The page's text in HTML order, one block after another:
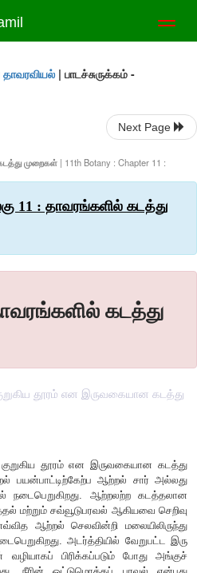
தாவரவியல் | பாடச்சுருக்கம் -
Next Page
முறைகள் | 11th Botany : Chapter 11 :
11 : தாவரங்களில் கடத்து
கடத்து
தூரம் என இருவகையான கடத்து